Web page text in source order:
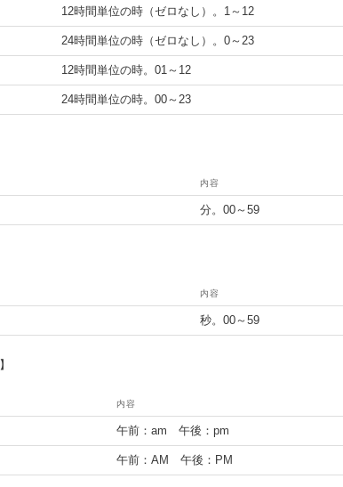
12時間単位の時（ゼロなし）。1～12
24時間単位の時（ゼロなし）。0～23
12時間単位の時。01～12
24時間単位の時。00～23
内容
分。00～59
内容
秒。00～59
】
内容
午前：am 午後：pm
午前：AM 午後：PM